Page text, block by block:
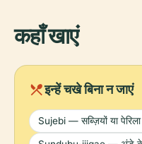
कहाँ खाएं
local_diningइन्हें चखे बिना न जाएं
Sujebi — सब्ज़ियों या